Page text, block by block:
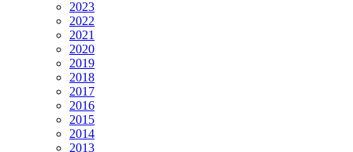
2023
2022
2021
2020
2019
2018
2017
2016
2015
2014
2013